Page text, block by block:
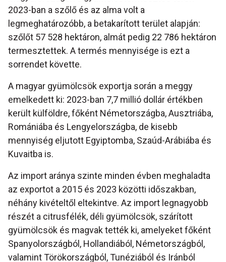
2023-ban a szőlő és az alma volt a
legmeghatározóbb, a betakarított terület alapján:
szőlőt 57 528 hektáron, almát pedig 22 786 hektáron
termesztettek. A termés mennyisége is ezt a
sorrendet követte.
A magyar gyümölcsök exportja során a meggy
emelkedett ki: 2023-ban 7,7 millió dollár értékben
került külföldre, főként Németországba, Ausztriába,
Romániába és Lengyelországba, de kisebb
mennyiség eljutott Egyiptomba, Szaúd-Arábiába és
Kuvaitba is.
Az import aránya szinte minden évben meghaladta
az exportot a 2015 és 2023 közötti időszakban,
néhány kivételtől eltekintve. Az import legnagyobb
részét a citrusfélék, déli gyümölcsök, szárított
gyümölcsök és magvak tették ki, amelyeket főként
Spanyolországból, Hollandiából, Németországból,
valamint Törökországból, Tunéziából és Iránból